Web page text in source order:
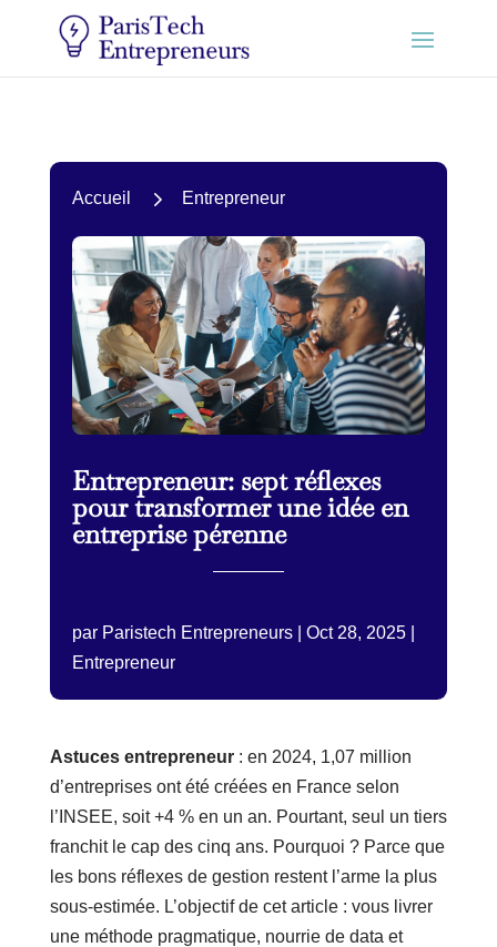
Accueil 5 Entrepreneur
Entrepreneur: sept réflexes
pour transformer une idée en
entreprise pérenne
par Paristech Entrepreneurs| Oct 28, 2025|
Entrepreneur
Astuces entrepreneur: en 2024, 1,07 million
d’entreprises ont été créées en France selon
l’INSEE, soit +4 % en un an. Pourtant, seul un tiers
franchit le cap des cinq ans. Pourquoi ? Parce que
les bons réflexes de gestion restent l’arme la plus
sous-estimée. L’objectif de cet article : vous livrer
une méthode pragmatique, nourrie de data et